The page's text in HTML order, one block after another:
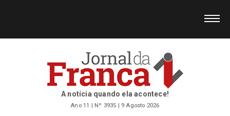
A notícia quando ela acontece!
Ano 11 | Nº 3935 | 9 Agosto 2026